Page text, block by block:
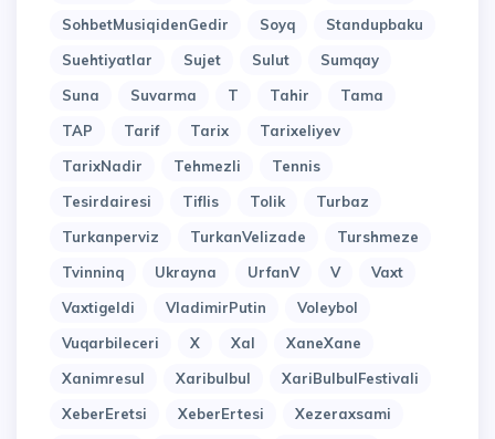
SohbetMusiqidenGedir
Soyq
Standupbaku
Suehtiyatlar
Sujet Sulut
Sumqay
Suna
Suvarma T Tahir
Tama
TAP
Tarif Tarix
Tarixeliyev
TarixNadir
Tehmezli
Tennis
Tesirdairesi
Tiflis Tolik
Turbaz
Turkanperviz
TurkanVelizade
Turshmeze
Tvinninq
Ukrayna UrfanV V
Vaxt
Vaxtigeldi
VladimirPutin
Voleybol
Vuqarbileceri
X Xal
XaneXane
Xanimresul
Xaribulbul
XariBulbulFestivali
XeberEretsi
XeberErtesi
Xezeraxsami